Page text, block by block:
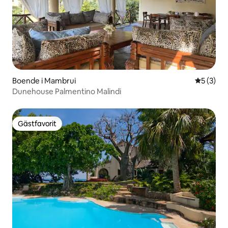
Boende i Mambrui 5 av 5 i
5 (3)
Dunehouse Palmentino Malindi
Gästfavorit
Gästfavorit